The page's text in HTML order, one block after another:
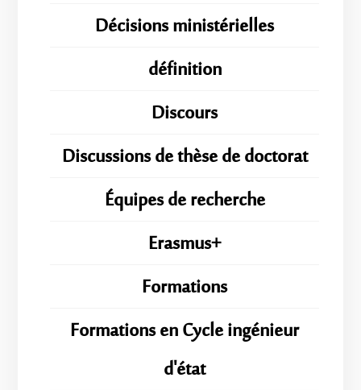
Décisions ministérielles
définition
Discours
Discussions de thèse de doctorat
Équipes de recherche
Erasmus+
Formations
Formations en Cycle ingénieur
d'état